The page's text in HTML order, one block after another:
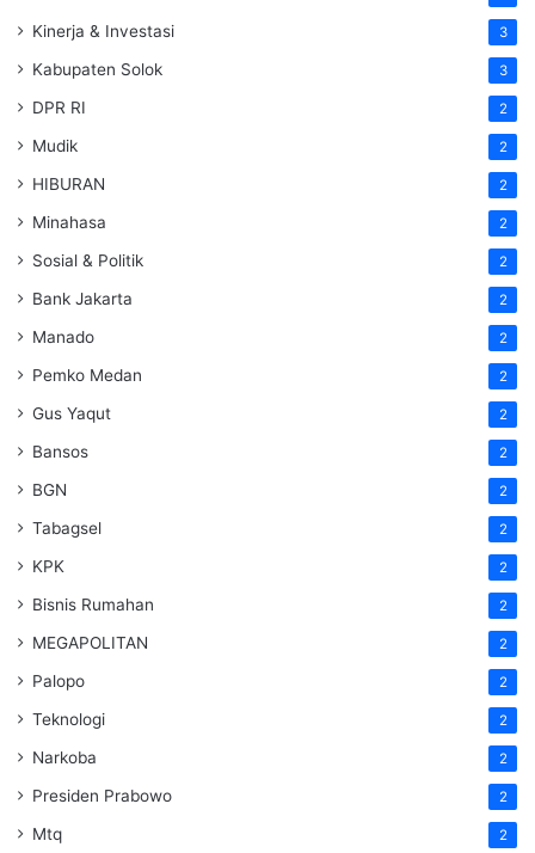
Kinerja & Investasi 3
Kabupaten Solok 3
DPR RI 2
Mudik 2
HIBURAN 2
Minahasa 2
Sosial & Politik 2
Bank Jakarta 2
Manado 2
Pemko Medan 2
Gus Yaqut 2
Bansos 2
BGN 2
Tabagsel 2
KPK 2
Bisnis Rumahan 2
MEGAPOLITAN 2
Palopo 2
Teknologi 2
Narkoba 2
Presiden Prabowo 2
Mtq 2